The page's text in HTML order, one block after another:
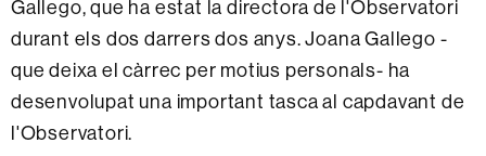
Gallego, que ha estat la directora de l'Observatori
durant els dos darrers dos anys. Joana Gallego -
que deixa el càrrec per motius personals- ha
desenvolupat una important tasca al capdavant de
l'Observatori.